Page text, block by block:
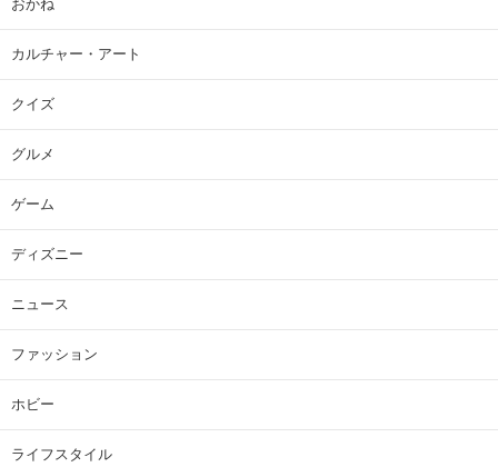
おかね
カルチャー・アート
クイズ
グルメ
ゲーム
ディズニー
ニュース
ファッション
ホビー
ライフスタイル